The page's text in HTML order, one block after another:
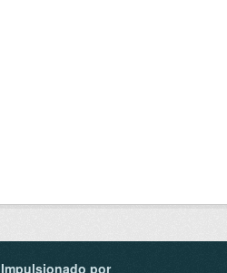
Impulsionado por